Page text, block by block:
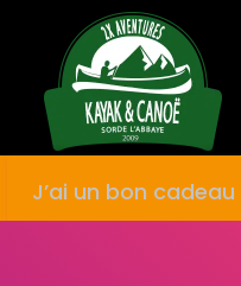
J’ai un bon cadeau